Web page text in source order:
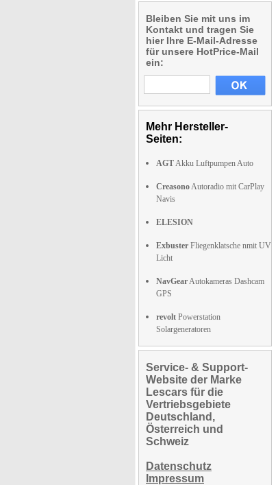
Bleiben Sie mit uns im
Kontakt und tragen Sie
hier Ihre E-Mail-Adresse
für unsere HotPrice-Mail
ein:
Mehr Hersteller-
Seiten:
AGTAkku Luftpumpen Auto
CreasonoAutoradio mit CarPlay
Navis
ELESION
Exbuster Fliegenklatsche nmit UV
Licht
NavGearAutokameras Dashcam
GPS
revolt Powerstation
Solargeneratoren
Service- & Support-
Website der Marke
Lescars für die
Vertriebsgebiete
Deutschland,
Österreich und
Schweiz
Datenschutz
Impressum